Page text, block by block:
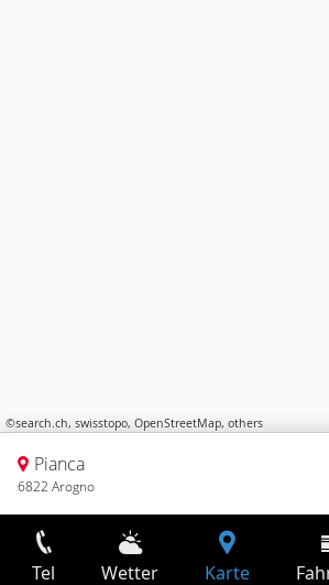
©search.ch, swisstopo, OpenStreetMap, others
Pianca
6822 Arogno
Tel Wetter Karte